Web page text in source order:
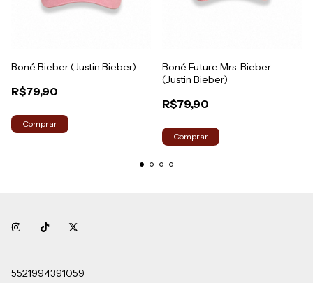
Boné Bieber (Justin Bieber)
R$79,90
Comprar
Boné Future Mrs. Bieber
(Justin Bieber)
R$79,90
Comprar
5521994391059